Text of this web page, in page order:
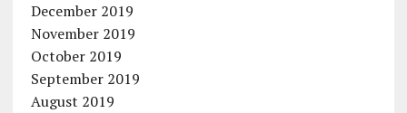
December 2019
November 2019
October 2019
September 2019
August 2019